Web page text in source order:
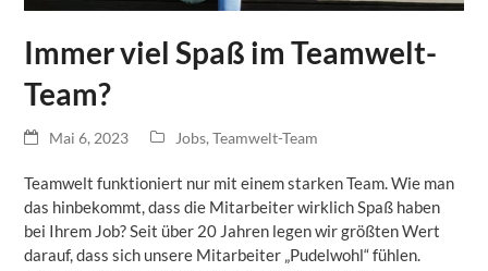
Immer viel Spaß im Teamwelt-
Team?
Mai 6, 2023 Jobs,Teamwelt-Team
Teamwelt funktioniert nur mit einem starken Team. Wie man
das hinbekommt, dass die Mitarbeiter wirklich Spaß haben
bei Ihrem Job? Seit über 20 Jahren legen wir größten Wert
darauf, dass sich unsere Mitarbeiter „Pudelwohl“ fühlen.